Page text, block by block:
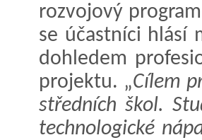
rozvojový
se účastníci hlásí
dohledem
projektu. „Cílem
středních škol.
technologické